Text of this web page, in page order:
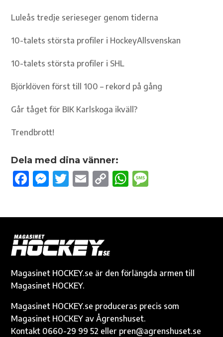
Luleås tredje serieseger genom tiderna
10-talets största profiler i HockeyAllsvenskan
10-talets största profiler i SHL
Björklöven först till 100 – rekord på gång
Går tåget för BIK Karlskoga ikväll?
Trendbrott!
Dela med dina vänner:
F
o
o
k
M
g
er
T
r
E
C
n
k
W
p
Magasinet HOCKEY.se är den förlängda armen till
Magasinet HOCKEY.
Magasinet HOCKEY.se produceras precis som
Magasinet HOCKEY av Ågrenshuset.
Kontakt 0660-29 99 52 eller pren@agrenshuset.se